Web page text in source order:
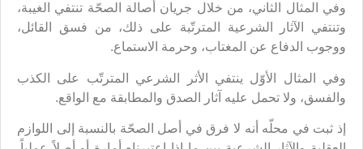
وفي المثال الثاني، من خلال جريان أصالة الصحّة تنتفي الغيبة،
وتنتفي الآثار الشرعية المترتّبة على ذلك، من فسق القائل،
ووجوب الدفاع عن المغتاب، وحرمة الاستماع.
وفي المثال الأوّل ينتفي الأثر الشرعي المترتّب على الكذب
والفسق، ولا تحمل عليه آثار الصدق والمطابقة مع الواقع.
إذ ثبت في محلّه أنه لا فرق في أصل الصحّة بالنسبة إلى اللوازم